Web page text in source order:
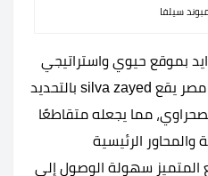
سيلفا
بموقع حيوي واستراتيجي
داخل منطقة الشيخ زايد في مصر يقع silva zayed بالتحديد
مما يجعله متقاطعًا
والمحاور الرئيسية
المتميز سهولة الوصول إلى